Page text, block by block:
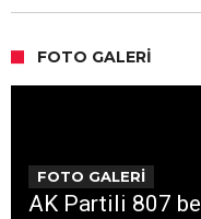
FOTO GALERI
FOTO GALERİ
AK Partili 807